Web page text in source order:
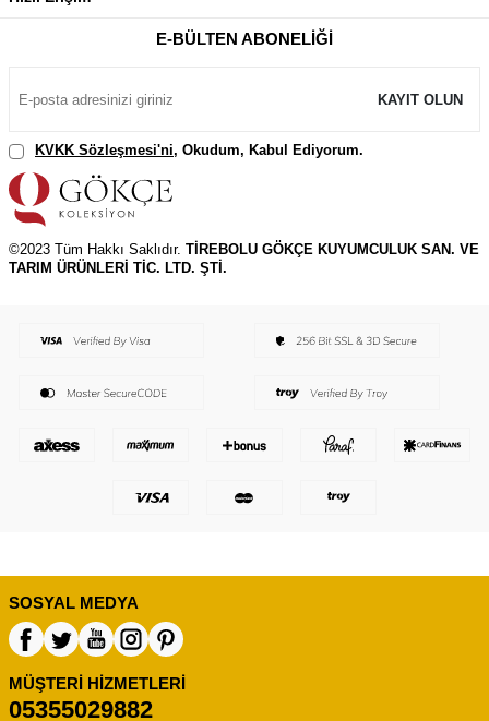
E-BÜLTEN ABONELIĞI
KAYIT OLUN
KVKK Sözleşmesi'ni, Okudum, Kabul Ediyorum.
©2023 Tüm Hakkı Saklıdır. TİREBOLU GÖKÇE KUYUMCULUK SAN. VE
TARIM ÜRÜNLERİ TİC. LTD. ŞTİ.
SOSYAL MEDYA
MÜŞTERI HIZMETLERI
05355029882